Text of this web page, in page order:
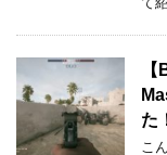
た
こ